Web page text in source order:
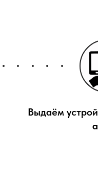
Выдаём